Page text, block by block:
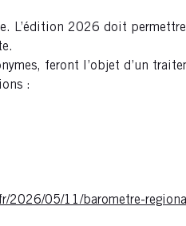
L’édition 2026 doit
feront l’objet d’un
:
2026/05/11/barometre-